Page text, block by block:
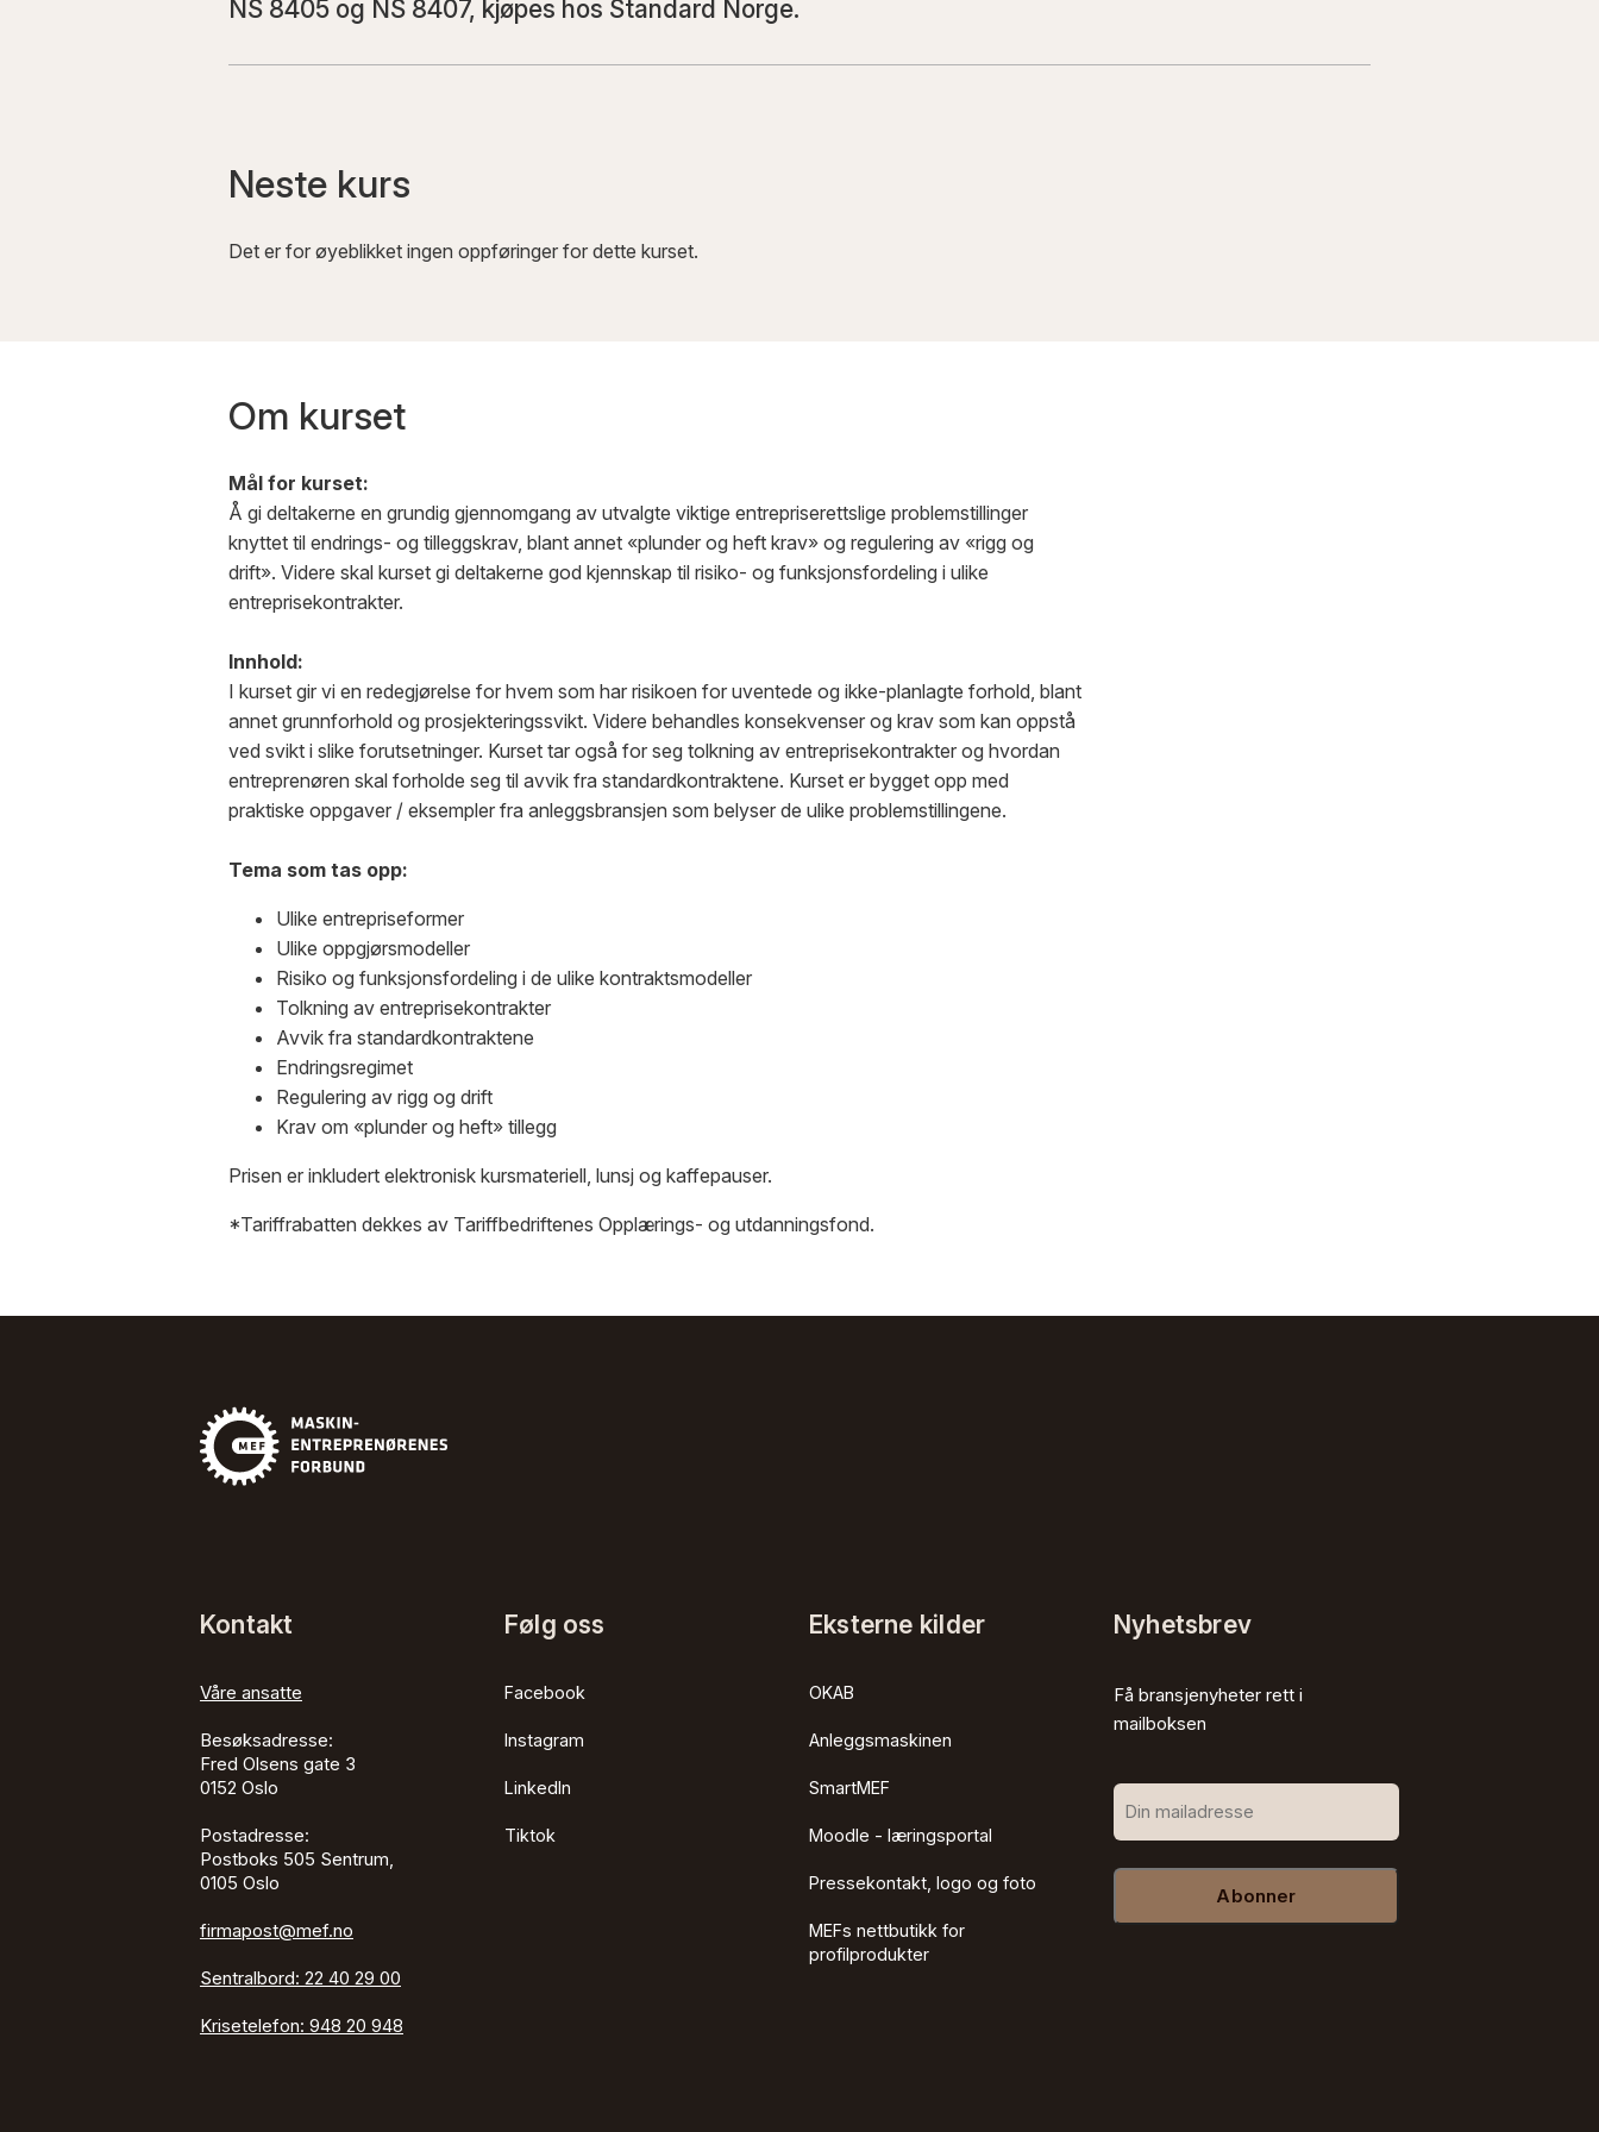
NS 8405 og NS 8407, kjøpes hos Standard Norge.
Neste kurs
Det er for øyeblikket ingen oppføringer for dette kurset.
Om kurset
Mål for kurset:
Å gi deltakerne en grundig gjennomgang av utvalgte viktige entrepriserettslige problemstillinger
knyttet til endrings- og tilleggskrav, blant annet «plunder og heft krav» og regulering av «rigg og
drift». Videre skal kurset gi deltakerne god kjennskap til risiko- og funksjonsfordeling i ulike
entreprisekontrakter.
Innhold:
I kurset gir vi en redegjørelse for hvem som har risikoen for uventede og ikke-planlagte forhold, blant
annet grunnforhold og prosjekteringssvikt. Videre behandles konsekvenser og krav som kan oppstå
ved svikt i slike forutsetninger. Kurset tar også for seg tolkning av entreprisekontrakter og hvordan
entreprenøren skal forholde seg til avvik fra standardkontraktene. Kurset er bygget opp med
praktiske oppgaver / eksempler fra anleggsbransjen som belyser de ulike problemstillingene.
Tema som tas opp:
Ulike entrepriseformer
Ulike oppgjørsmodeller
Risiko og funksjonsfordeling i de ulike kontraktsmodeller
Tolkning av entreprisekontrakter
Avvik fra standardkontraktene
Endringsregimet
Regulering av rigg og drift
Krav om «plunder og heft» tillegg
Prisen er inkludert elektronisk kursmateriell, lunsj og kaffepauser.
*Tariffrabatten dekkes av Tariffbedriftenes Opplærings- og utdanningsfond.
Kontakt
Våre ansatte
Besøksadresse:
Fred Olsens gate 3
0152 Oslo
Postadresse:
Postboks 505 Sentrum,
0105 Oslo
firmapost@mef.no
Sentralbord: 22 40 29 00
Krisetelefon: 948 20 948
Følg oss
Facebook
Instagram
LinkedIn
Tiktok
Eksterne kilder
OKAB
Anleggsmaskinen
SmartMEF
Moodle - læringsportal
Pressekontakt, logo og foto
MEFs nettbutikk for
profilprodukter
Nyhetsbrev
Få bransjenyheter rett i
mailboksen
Abonner